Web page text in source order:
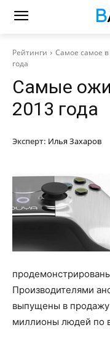
Рейтинги Самое самое
года
Самые
2013 года
Эксперт: Илья Захаров
Производителями
выпущены в
миллионы людей по